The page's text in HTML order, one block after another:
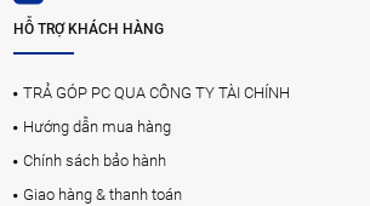
HỖ TRỢ KHÁCH HÀNG
TRẢ GÓP PC QUA CÔNG TY TÀI CHÍNH
Hướng dẫn mua hàng
Chính sách bảo hành
Giao hàng & thanh toán